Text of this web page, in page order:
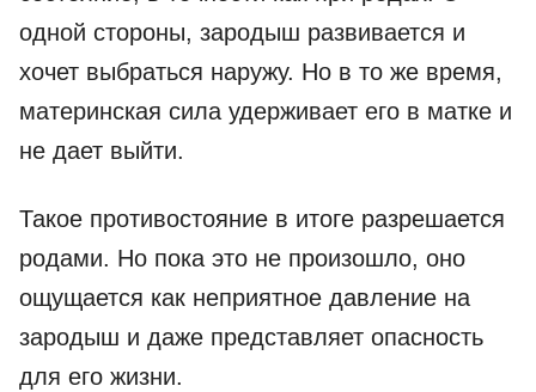
одной стороны, зародыш развивается и
хочет выбраться наружу. Но в то же время,
материнская сила удерживает его в матке и
не дает выйти.
Такое противостояние в итоге разрешается
родами. Но пока это не произошло, оно
ощущается как неприятное давление на
зародыш и даже представляет опасность
для его жизни.